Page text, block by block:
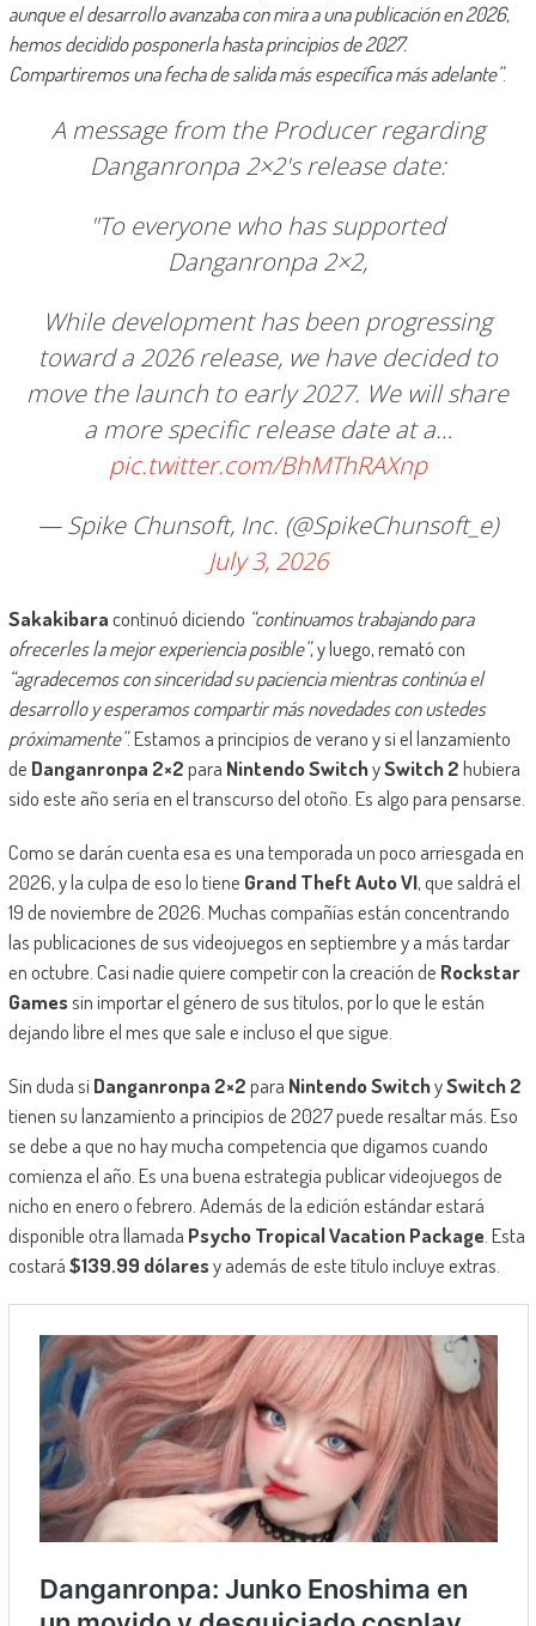
aunque el desarrollo avanzaba con mira a una publicación en 2026,
hemos decidido posponerla hasta principios de 2027.
Compartiremos una fecha de salida más específica más adelante”.
A message from the Producer regarding
Danganronpa 2×2's release date:
"To everyone who has supported
Danganronpa 2×2,
While development has been progressing
toward a 2026 release, we have decided to
move the launch to early 2027. We will share
a more specific release date at a…
pic.twitter.com/BhMThRAXnp
— Spike Chunsoft, Inc. (@SpikeChunsoft_e)
July 3, 2026
Sakakibaracontinuó diciendo “continuamos trabajando para
ofrecerles la mejor experiencia posible”, y luego, remató con
“agradecemos con sinceridad su paciencia mientras continúa el
desarrollo y esperamos compartir más novedades con ustedes
próximamente”. Estamos a principios de verano y si el lanzamiento
de Danganronpa 2×2para Nintendo SwitchySwitch 2hubiera
sido este año sería en el transcurso del otoño. Es algo para pensarse.
Como se darán cuenta esa es una temporada un poco arriesgada en
2026, y la culpa de eso lo tiene Grand Theft Auto VI, que saldrá el
19 de noviembre de 2026. Muchas compañías están concentrando
las publicaciones de sus videojuegos en septiembre y a más tardar
en octubre. Casi nadie quiere competir con la creación de Rockstar
Gamessin importar el género de sus títulos, por lo que le están
dejando libre el mes que sale e incluso el que sigue.
Sin duda siDanganronpa 2×2para Nintendo SwitchySwitch 2
tienen su lanzamiento a principios de 2027 puede resaltar más. Eso
se debe a que no hay mucha competencia que digamos cuando
comienza el año. Es una buena estrategia publicar videojuegos de
nicho en enero o febrero. Además de la edición estándar estará
disponible otra llamada Psycho Tropical Vacation Package. Esta
costará$139.99 dólaresy además de este título incluye extras.